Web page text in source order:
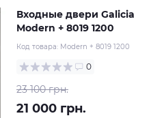
Входные двери Galicia
Modern + 8019 1200
Код товара: Modern + 8019 1200
0
23 100 грн.
21 000 грн.